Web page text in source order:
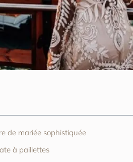
de mariée sophistiquée
à paillettes